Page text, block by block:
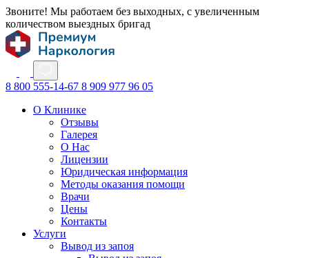
Звоните! Мы работаем без выходных, с увеличенным
количеством выездных бригад
8 800 555-14-67 8 909 977 96 05
О Клинике
Отзывы
Галерея
О Нас
Лицензии
Юридическая информация
Методы оказания помощи
Врачи
Цены
Контакты
Услуги
Вывод из запоя